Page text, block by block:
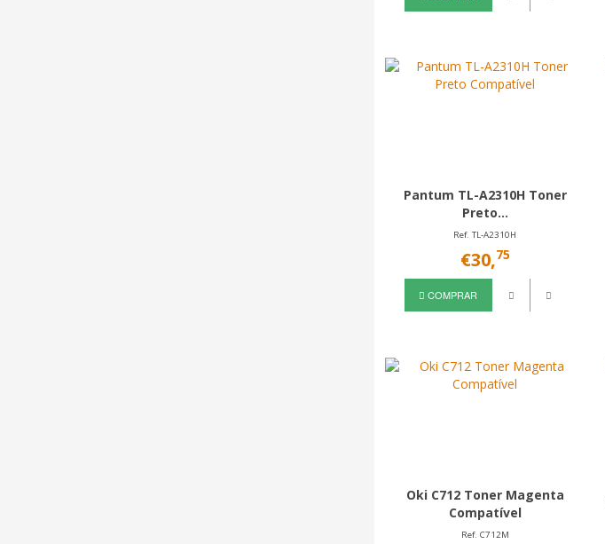
Pantum TL-A2310H Toner
Preto...
Ref. TL-A2310H
€30,75
COMPRAR
Oki C712 Toner Magenta
Compatível
Ref. C712M